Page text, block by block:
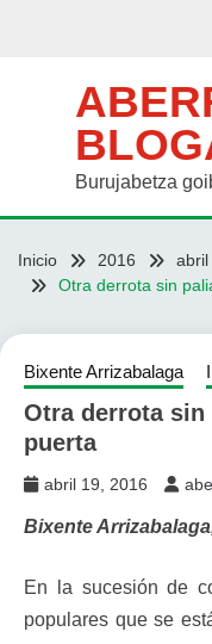
Burujabetza
Inicio 2016 abril
Otra derrota sin
Bixente Arrizabalaga
Otra derrota
puerta
abril 19, 2016
Bixente
En la sucesión de
populares que se